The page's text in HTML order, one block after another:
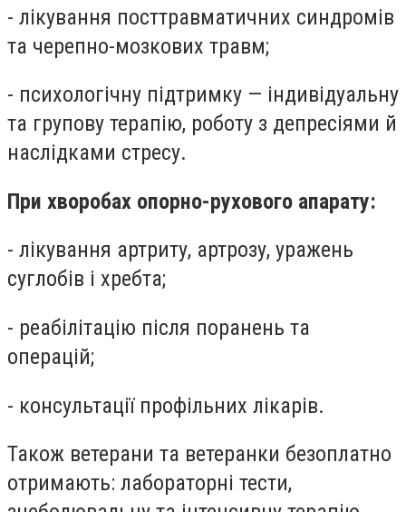
- лікування посттравматичних синдромів
та черепно-мозкових травм;
- психологічну підтримку — індивідуальну
та групову терапію, роботу з депресіями й
наслідками стресу.
При хворобах опорно-рухового апарату:
- лікування артриту, артрозу, уражень
суглобів і хребта;
- реабілітацію після поранень та
операцій;
- консультації профільних лікарів.
Також ветерани та ветеранки безоплатно
отримають: лабораторні тести,